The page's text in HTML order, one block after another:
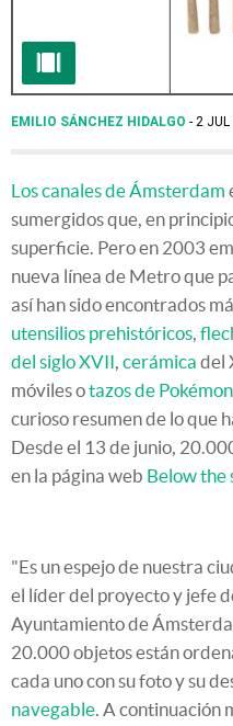
EMILIO SÁNCHEZ HIDALGO 2 JUL
Los canales de Ámsterdam
sumergidos que, en
superficie. Pero en 2003
nueva línea de Metro que
así han sido encontrados
utensilios prehistóricos,
del siglo XVII, cerámica del
móviles otazos de
curioso resumen de lo que
Desde el 13 de junio,
en la página web Below the
"Es un espejo de nuestra
el líder del proyecto y jefe
Ayuntamiento de
20.000 objetos están
cada uno con su foto y su
navegable. A continuación